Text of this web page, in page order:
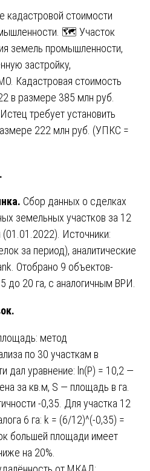
кадастровой стоимости
🗺️ Участок
земель промышленности,
застройку,
Кадастровая стоимость
в размере 385 млн руб.
требует установить
222 млн руб. (УПКС =
Сбор данных о сделках
земельных участков за 12
Источники:
за период), аналитические
Отобрано 9 объектов-
до 20 га, с аналогичным ВРИ.
метод
по 30 участкам в
дал уравнение: ln(P) = 10,2 —
за кв.м, S — площадь в га.
-0,35. Для участка 12
6 га: k = (6/12)^(-0,35) =
большей площади имеет
на 20%.